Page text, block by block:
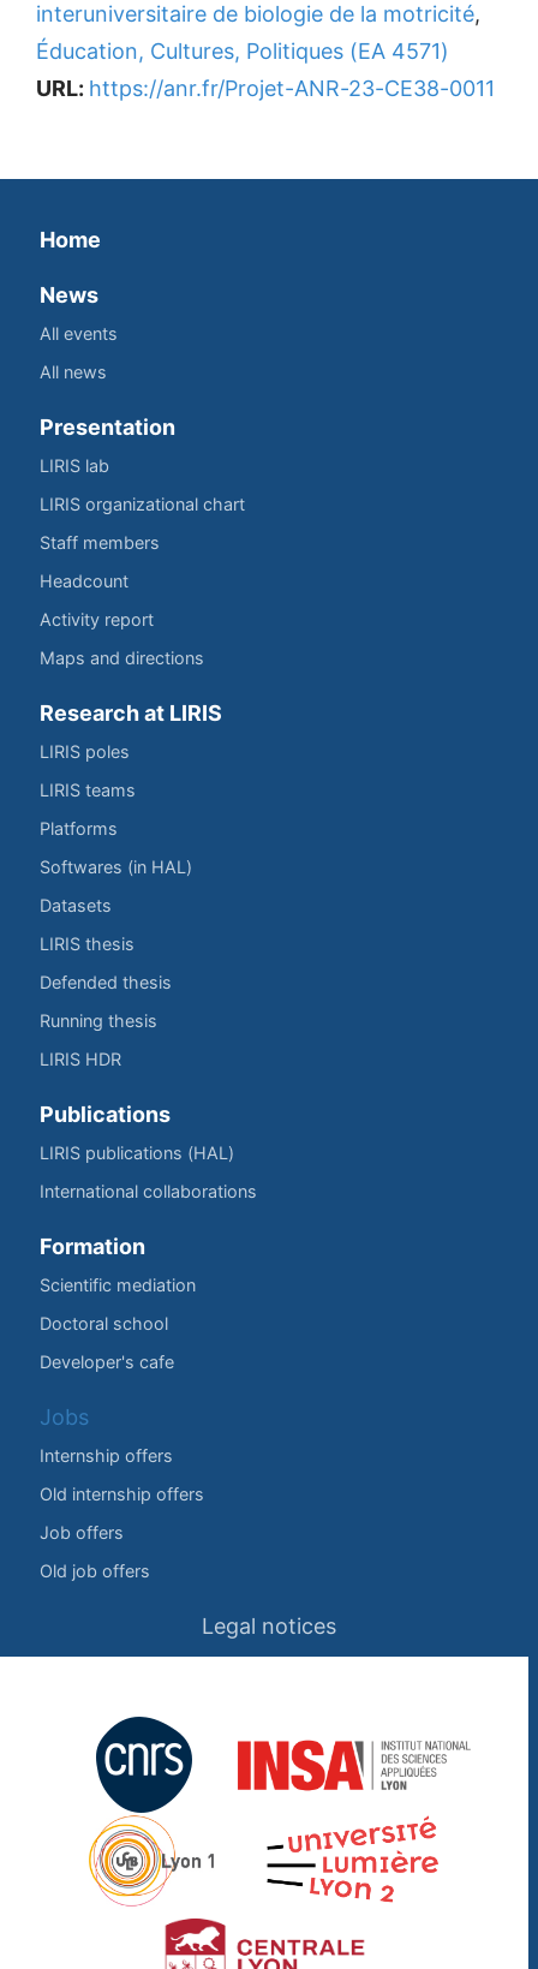
interuniversitaire de biologie de la motricité,
Éducation, Cultures, Politiques (EA 4571)
URL: https://anr.fr/Projet-ANR-23-CE38-0011
Home
News
All events
All news
Presentation
LIRIS lab
LIRIS organizational chart
Staff members
Headcount
Activity report
Maps and directions
Research at LIRIS
LIRIS poles
LIRIS teams
Platforms
Softwares (in HAL)
Datasets
LIRIS thesis
Defended thesis
Running thesis
LIRIS HDR
Publications
LIRIS publications (HAL)
International collaborations
Formation
Scientific mediation
Doctoral school
Developer's cafe
Jobs
Internship offers
Old internship offers
Job offers
Old job offers
Legal notices